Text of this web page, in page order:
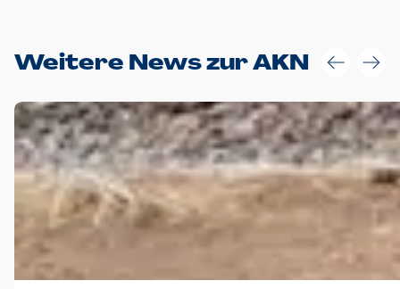
Weitere News zur AKN